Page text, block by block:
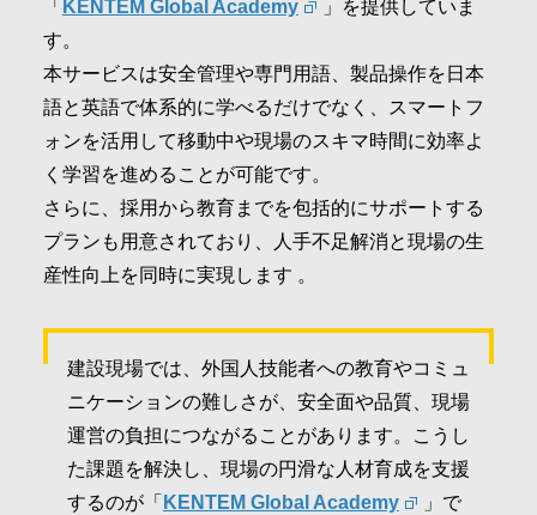
「 KENTEM Global Academy
」を提供していま
す。
本サービスは安全管理や専門用語、製品操作を日本
語と英語で体系的に学べるだけでなく、スマートフ
ォンを活用して移動中や現場のスキマ時間に効率よ
く学習を進めることが可能です。
さらに、採用から教育までを包括的にサポートする
プランも用意されており、人手不足解消と現場の生
産性向上を同時に実現します 。
建設現場では、外国人技能者への教育やコミュ
ニケーションの難しさが、安全面や品質、現場
運営の負担につながることがあります。こうし
た課題を解決し、現場の円滑な人材育成を支援
するのが「 KENTEM Global Academy
」で